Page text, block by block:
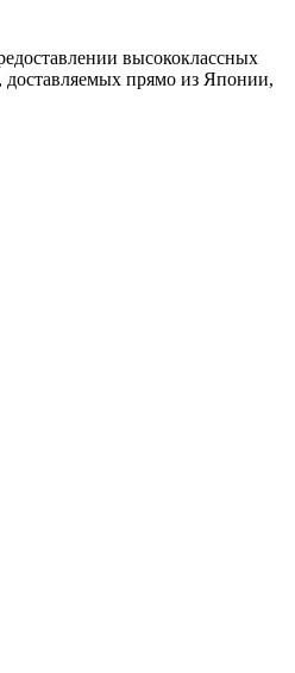
высококлассных
доставляемых прямо из Японии,